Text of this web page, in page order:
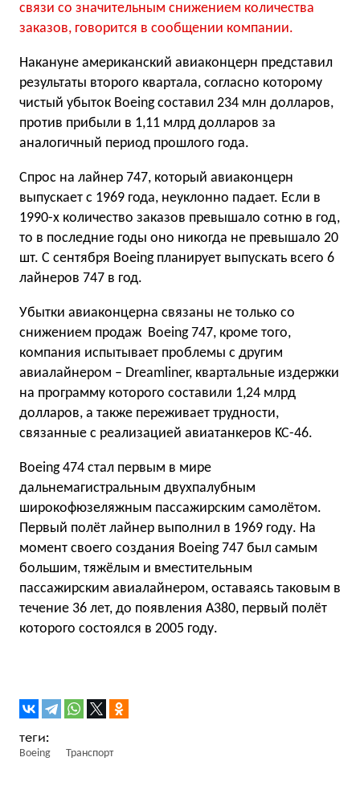
связи со значительным снижением количества
заказов, говорится в сообщении компании.
Накануне американский авиаконцерн представил
результаты второго квартала, согласно которому
чистый убыток Boeing составил 234 млн долларов,
против прибыли в 1,11 млрд долларов за
аналогичный период прошлого года.
Спрос на лайнер 747, который авиаконцерн
выпускает с 1969 года, неуклонно падает. Если в
1990-х количество заказов превышало сотню в год,
то в последние годы оно никогда не превышало 20
шт. С сентября Boeing планирует выпускать всего 6
лайнеров 747 в год.
Убытки авиаконцерна связаны не только со
снижением продаж Boeing 747, кроме того,
компания испытывает проблемы с другим
авиалайнером – Dreamliner, квартальные издержки
на программу которого составили 1,24 млрд
долларов, а также переживает трудности,
связанные с реализацией авиатанкеров KC-46.
Boeing 474 стал первым в мире
дальнемагистральным двухпалубным
широкофюзеляжным пассажирским самолётом.
Первый полёт лайнер выполнил в 1969 году. На
момент своего создания Boeing 747 был самым
большим, тяжёлым и вместительным
пассажирским авиалайнером, оставаясь таковым в
течение 36 лет, до появления A380, первый полёт
которого состоялся в 2005 году.
Boeing Транспорт